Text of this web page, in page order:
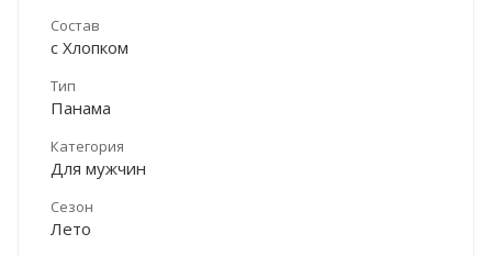
Состав
с Хлопком
Тип
Панама
Категория
Для мужчин
Сезон
Лето